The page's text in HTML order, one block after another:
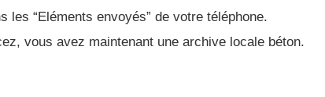
“Eléments envoyés” de votre téléphone.
vous avez maintenant une archive locale béton.